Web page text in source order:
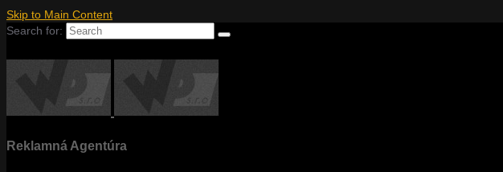
Skip to Main Content
Search for:
Reklamná Agentúra